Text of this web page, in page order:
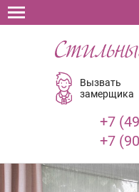
Вызвать
замерщика
+7
+7